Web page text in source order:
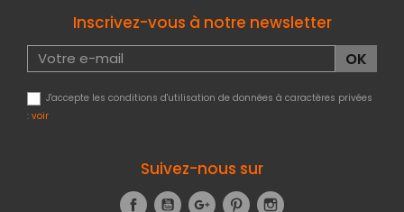
Inscrivez-vous à notre newsletter
J'accepte les conditions d'utilisation de données à caractères privées
: voir
Suivez-nous sur
FacebookYouTubeGoogle+Pinterest